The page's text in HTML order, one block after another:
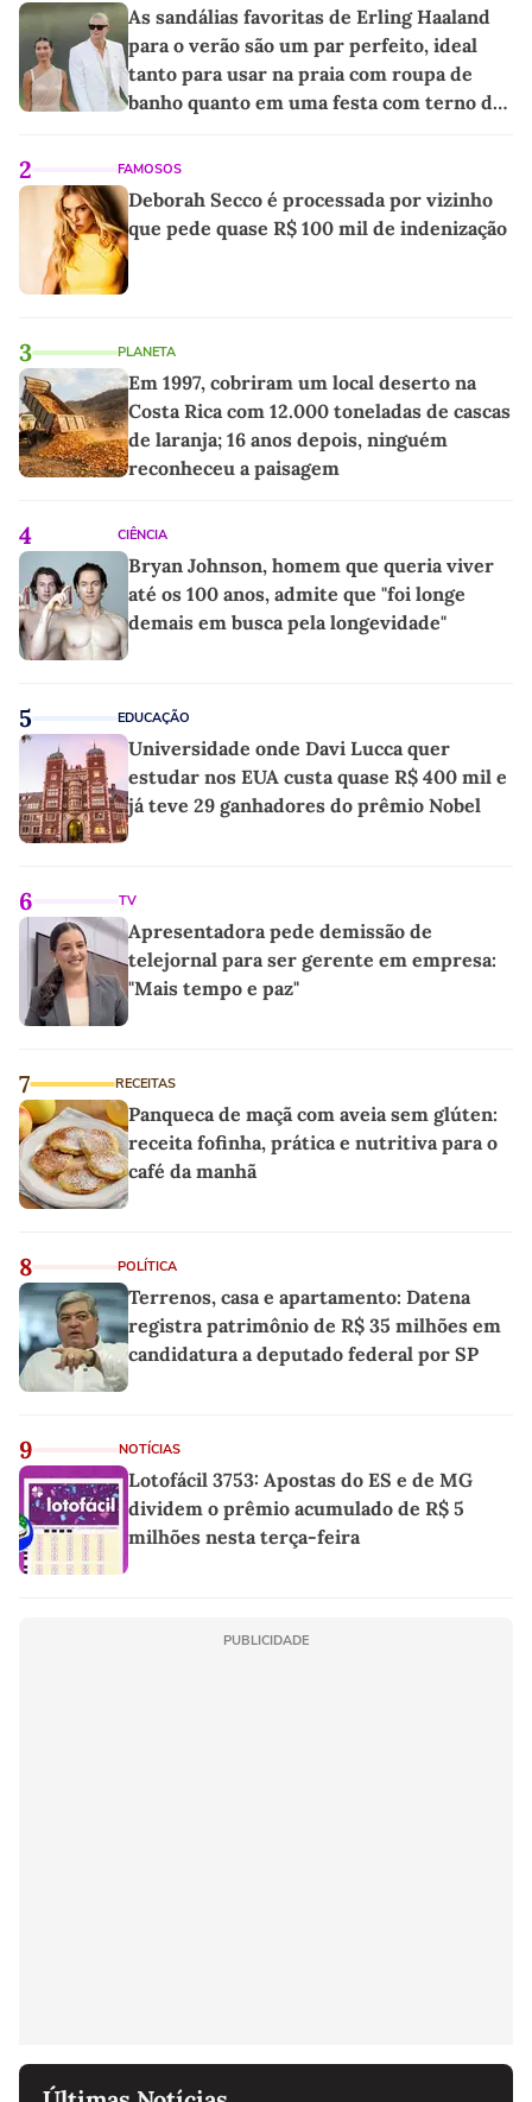
As sandálias favoritas de Erling Haaland
para o verão são um par perfeito, ideal
tanto para usar na praia com roupa de
banho quanto em uma festa com terno de
2 FAMOSOS
Deborah Secco é processada por vizinho
que pede quase R$ 100 mil de indenização
3 PLANETA
Em 1997, cobriram um local deserto na
Costa Rica com 12.000 toneladas de cascas
de laranja; 16 anos depois, ninguém
reconheceu a paisagem
4 CIÊNCIA
Bryan Johnson, homem que queria viver
até os 100 anos, admite que "foi longe
demais em busca pela longevidade"
5 EDUCAÇÃO
Universidade onde Davi Lucca quer
estudar nos EUA custa quase R$ 400 mil e
já teve 29 ganhadores do prêmio Nobel
6 TV
Apresentadora pede demissão de
telejornal para ser gerente em empresa:
"Mais tempo e paz"
7 RECEITAS
Panqueca de maçã com aveia sem glúten:
receita fofinha, prática e nutritiva para o
café da manhã
8 POLÍTICA
Terrenos, casa e apartamento: Datena
registra patrimônio de R$ 35 milhões em
candidatura a deputado federal por SP
9 NOTÍCIAS
Lotofácil 3753: Apostas do ES e de MG
dividem o prêmio acumulado de R$ 5
milhões nesta terça-feira
PUBLICIDADE